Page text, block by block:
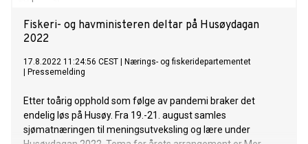
Fiskeri- og havministeren deltar på Husøydagan
2022
17.8.2022 11:24:56 CEST
Nærings- og fiskeridepartementet
Pressemelding
Etter toårig opphold som følge av pandemi braker det
endelig løs på Husøy. Fra 19.-21. august samles
sjømatnæringen til meningsutveksling og lære under